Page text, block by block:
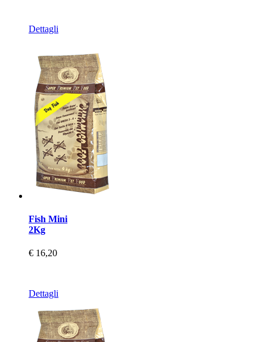
Dettagli
Fish Mini
2Kg
€ 16,20
Dettagli